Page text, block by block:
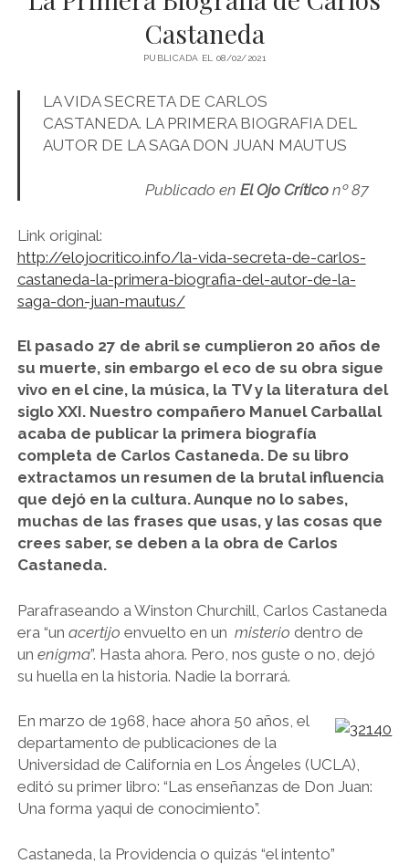
PSICOZOICA EDITORES
Castaneda
PUBLICADA EL 08/02/2021
LA VIDA SECRETA DE CARLOS
CASTANEDA. LA PRIMERA BIOGRAFIA DEL
AUTOR DE LA SAGA DON JUAN MAUTUS
Publicado en El Ojo Críticonº 87
Link original:
http://elojocritico.info/la-vida-secreta-de-carlos-
castaneda-la-primera-biografia-del-autor-de-la-
saga-don-juan-mautus/
El pasado 27 de abril se cumplieron 20 años de
su muerte, sin embargo el eco de su obra sigue
vivo en el cine, la música, la TV y la literatura del
siglo XXI. Nuestro compañero Manuel Carballal
acaba de publicar la primera biografía
completa de Carlos Castaneda. De su libro
extractamos un resumen de la brutal influencia
que dejó en la cultura. Aunque no lo sabes,
muchas de las frases que usas, y las cosas que
crees saber, se deben a la obra de Carlos
Castaneda.
Parafraseando a Winston Churchill, Carlos Castaneda
era “un acertijo envuelto en un misterio dentro de
un enigma”. Hasta ahora. Pero, nos guste o no, dejó
su huella en la historia. Nadie la borrará.
En marzo de 1968, hace ahora 50 años, el
departamento de publicaciones de la
Universidad de California en Los Ángeles (UCLA),
editó su primer libro: “Las enseñanzas de Don Juan:
Una forma yaqui de conocimiento”.
Castaneda, la Providencia o quizás “el intento”